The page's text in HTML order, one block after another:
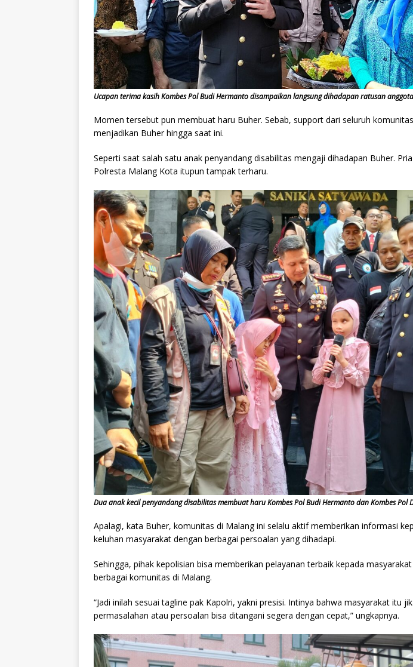
Ucapan terima kasih Kombes Pol Budi Hermanto disampaikan langsung dihadapan ratusan
Momen tersebut pun membuat haru Buher. Sebab, support dari seluruh
menjadikan Buher hingga saat ini.
Seperti saat salah satu anak penyandang disabilitas mengaji dihadapan Buher.
Polresta Malang Kota itupun tampak terharu.
Dua anak kecil penyandang disabilitas membuat haru Kombes Pol Budi Hermanto dan Kombes Pol
Apalagi, kata Buher, komunitas di Malang ini selalu aktif memberikan informasi
keluhan masyarakat dengan berbagai persoalan yang dihadapi.
Sehingga, pihak kepolisian bisa memberikan pelayanan terbaik kepada
berbagai komunitas di Malang.
“Jadi inilah sesuai tagline pak Kapolri, yakni presisi. Intinya bahwa masyarakat itu
permasalahan atau persoalan bisa ditangani segera dengan cepat,” ungkapnya.